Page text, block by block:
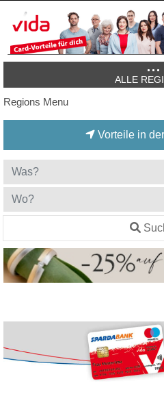
ALLE
Regions Menu
Vorteile in